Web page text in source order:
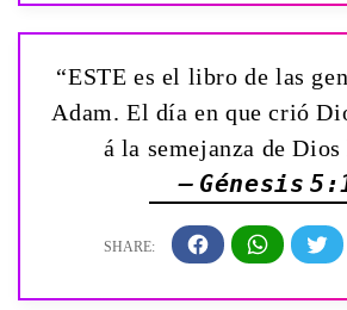
“ESTE es el libro de las
Adam. El día en que crió
á la semejanza de
— Génesis